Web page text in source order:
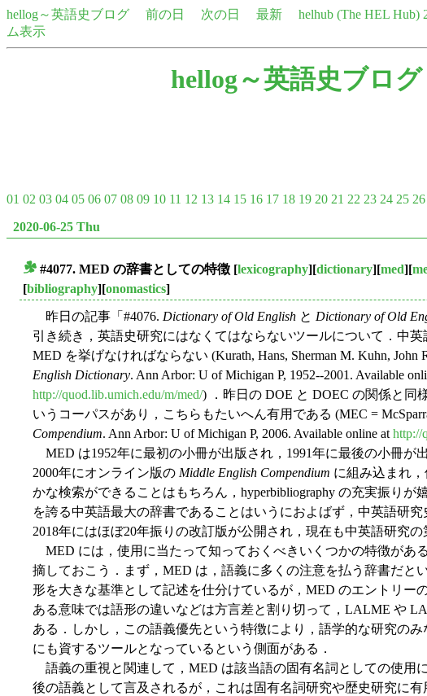
hellog～英語史ブログ 前の日 次の日 最新 helhub (The HEL Hub)
ム表示
hellog～英語史ブログ
01 02 03 04 05 06 07 08 09 10 11 12 13 14 15 16 17 18 19 20 21 22 23 24 25 26
2020-06-25 Thu
#4077. MED の辞書としての特徴 [lexicography][dictionary][med][
[bibliography][onomastics]
昨日の記事「#4076. Dictionary of Old English と Dictionary of Old
引き続き，英語史研究にはなくてはならないツールについて．中
MED を挙げなければならない (Kurath, Hans, Sherman M. Kuhn, John
English Dictionary. Ann Arbor: U of Michigan P, 1952--2001. Available
http://quod.lib.umich.edu/m/med/) ．昨日の DOE と DOEC の関係と同
いうコーパスがあり，こちらもたいへん有用である (MEC =
Compendium. Ann Arbor: U of Michigan P, 2006. Available online at http://
MED は1952年に最初の小冊が出版され，1991年に最後の小冊が
2000年にオンライン版の Middle English Compendium に組み込まれ
かな検索ができることはもちろん，hyperbibliography の充実振りが
を誇る中英語最大の辞書であることはいうにおよばず，中英語研究
2018年にはほぼ20年振りの改訂版が公開され，現在も中英語研究の
MED には，使用に当たって知っておくべきいくつかの特徴があ
摘しておこう．まず，MED は，語義に多くの注意を払う辞書だと
形を大きな基準として記述を仕分けているが，MED のエントリー
ある意味では語形の違いなどは方言差と割り切って，LALME や
ある．しかし，この語義優先という特徴により，語学的な研究の
にも資するツールとなっているという側面がある．
語義の重視と関連して，MED は該当語の固有名詞としての使用
後の語義として言及されるが，これは固有名詞研究や歴史研究に